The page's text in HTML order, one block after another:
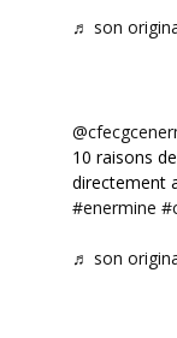
♬ son
10 raisons
directement
#enermine
♬ son